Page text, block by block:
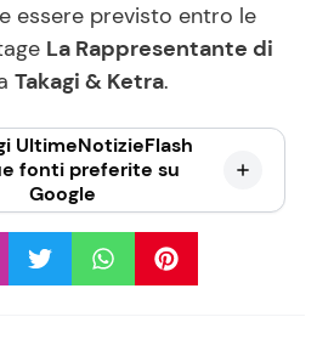
essere previsto entro le
La Rappresentante di
Takagi & Ketra.
UltimeNotizieFlash
fonti preferite su
Google